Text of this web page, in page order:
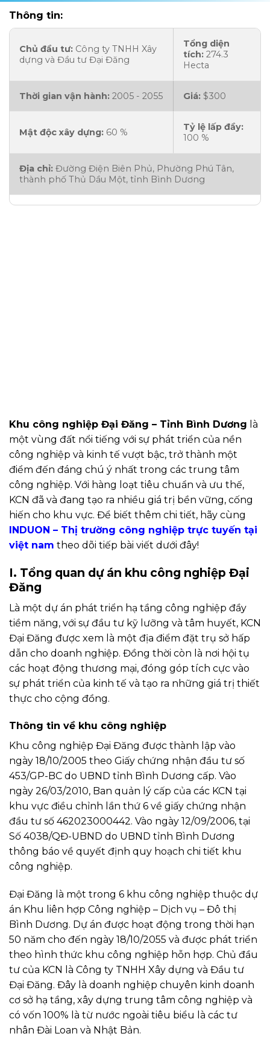
Thông tin:
Chủ đầu tư: Công ty TNHH Xây
dựng và Đầu tư Đại Đăng
Tổng diện
tích: 274.3
Hecta
Thời gian vận hành: 2005 - 2055 Giá: $300
Mật độc xây dựng: 60 %
Tỷ lệ lấp đầy:
100 %
Địa chỉ: Đường Điện Biên Phủ, Phường Phú Tân,
thành phố Thủ Dầu Một, tỉnh Bình Dương
Khu công nghiệp Đại Đăng – Tỉnh Bình Dương là
một vùng đất nổi tiếng với sự phát triển của nền
công nghiệp và kinh tế vượt bậc, trở thành một
điểm đến đáng chú ý nhất trong các trung tâm
công nghiệp. Với hàng loạt tiêu chuẩn và ưu thế,
KCN đã và đang tạo ra nhiều giá trị bền vững, cống
hiến cho khu vực. Để biết thêm chi tiết, hãy cùng
INDUON – Thị trường công nghiệp trực tuyến tại
việt nam theo dõi tiếp bài viết dưới đây!
I. Tổng quan dự án khu công nghiệp Đại
Đăng
Là một dự án phát triển hạ tầng công nghiệp đầy
tiềm năng, với sự đầu tư kỹ lưỡng và tâm huyết, KCN
Đại Đăng được xem là một địa điểm đặt trụ sở hấp
dẫn cho doanh nghiệp. Đồng thời còn là nơi hội tụ
các hoạt động thương mại, đóng góp tích cực vào
sự phát triển của kinh tế và tạo ra những giá trị thiết
thực cho cộng đồng.
Thông tin về khu công nghiệp
Khu công nghiệp Đại Đăng được thành lập vào
ngày 18/10/2005 theo Giấy chứng nhận đầu tư số
453/GP-BC do UBND tỉnh Bình Dương cấp. Vào
ngày 26/03/2010, Ban quản lý cấp của các KCN tại
khu vực điều chỉnh lần thứ 6 về giấy chứng nhận
đầu tư số 462023000442. Vào ngày 12/09/2006, tại
Số 4038/QĐ-UBND do UBND tỉnh Bình Dương
thông báo về quyết định quy hoạch chi tiết khu
công nghiệp.
Đại Đăng là một trong 6 khu công nghiệp thuộc dự
án Khu liên hợp Công nghiệp – Dịch vụ – Đô thị
Bình Dương. Dự án được hoạt động trong thời hạn
50 năm cho đến ngày 18/10/2055 và được phát triển
theo hình thức khu công nghiệp hỗn hợp. Chủ đầu
tư của KCN là Công ty TNHH Xây dựng và Đầu tư
Đại Đăng. Đây là doanh nghiệp chuyên kinh doanh
cơ sở hạ tầng, xây dựng trung tâm công nghiệp và
có vốn 100% là từ nước ngoài tiêu biểu là các tư
nhân Đài Loan và Nhật Bản.